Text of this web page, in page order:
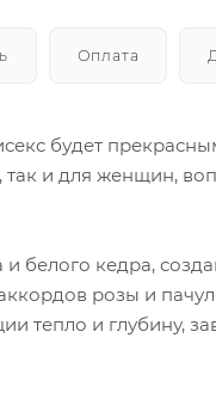
Оплата
будет
и для женщин,
белого кедра,
розы и
тепло и глубину,